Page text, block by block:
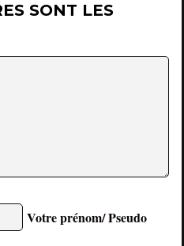
SONT LES
Votre prénom/ Pseudo